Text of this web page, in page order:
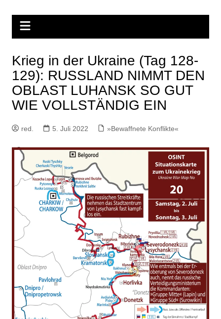
springen
Krieg in der Ukraine (Tag 128-
129): RUSSLAND NIMMT DEN
OBLAST LUHANSK SO GUT
WIE VOLLSTÄNDIG EIN
red. 5. Juli 2022 »Bewaffnete Konflikte«